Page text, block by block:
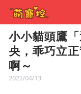
小小貓頭鷹
央，乖巧立
啊～
2022/04/13